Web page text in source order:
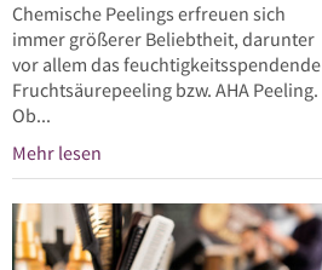
Chemische Peelings erfreuen sich
immer größerer Beliebtheit, darunter
vor allem das feuchtigkeitsspendende
Fruchtsäurepeeling bzw. AHA Peeling.
Ob...
Mehr lesen